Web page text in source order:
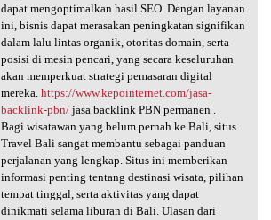
dapat mengoptimalkan hasil SEO. Dengan layanan
ini, bisnis dapat merasakan peningkatan signifikan
dalam lalu lintas organik, otoritas domain, serta
posisi di mesin pencari, yang secara keseluruhan
akan memperkuat strategi pemasaran digital
mereka. https://www.kepointernet.com/jasa-
backlink-pbn/jasa backlink PBN permanen .
Bagi wisatawan yang belum pernah ke Bali, situs
Travel Bali sangat membantu sebagai panduan
perjalanan yang lengkap. Situs ini memberikan
informasi penting tentang destinasi wisata, pilihan
tempat tinggal, serta aktivitas yang dapat
dinikmati selama liburan di Bali. Ulasan dari